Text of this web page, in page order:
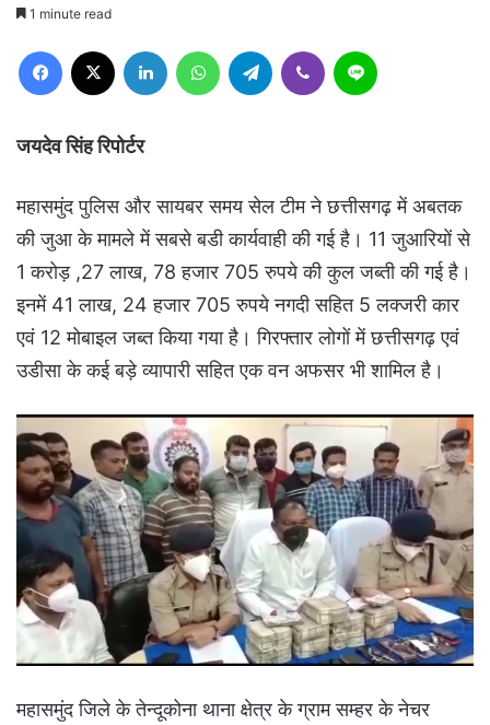
1 minute read
Facebook LinkedIn WhatsAppTelegram Viber
जयदेव सिंह रिपोर्टर
महासमुंद पुलिस और सायबर समय सेल टीम ने छत्तीसगढ़ में अबतक
की जुआ के मामले में सबसे बडी कार्यवाही की गई है। 11 जुआरियों से
1 करोड़ ,27 लाख, 78 हजार 705 रुपये की कुल जब्ती की गई है।
इनमें 41 लाख, 24 हजार 705 रुपये नगदी सहित 5 लक्जरी कार
एवं 12 मोबाइल जब्त किया गया है। गिरफ्तार लोगों में छत्तीसगढ़ एवं
उडीसा के कई बड़े व्यापारी सहित एक वन अफसर भी शामिल है।
महासमुंद जिले के तेन्दूकोना थाना क्षेत्र के ग्राम सम्हर के नेचर